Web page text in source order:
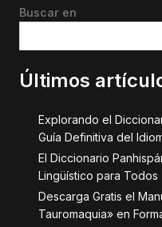
Buscar en
Últimos
Explorando el
Guía Definitiva del
El Diccionario
Lingüístico para Todos
Descarga Gratis el
Tauromaquia» en